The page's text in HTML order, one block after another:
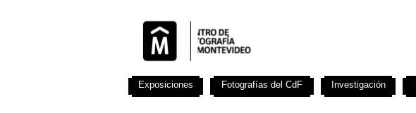
Exposiciones Fotografías del CdF Investigación